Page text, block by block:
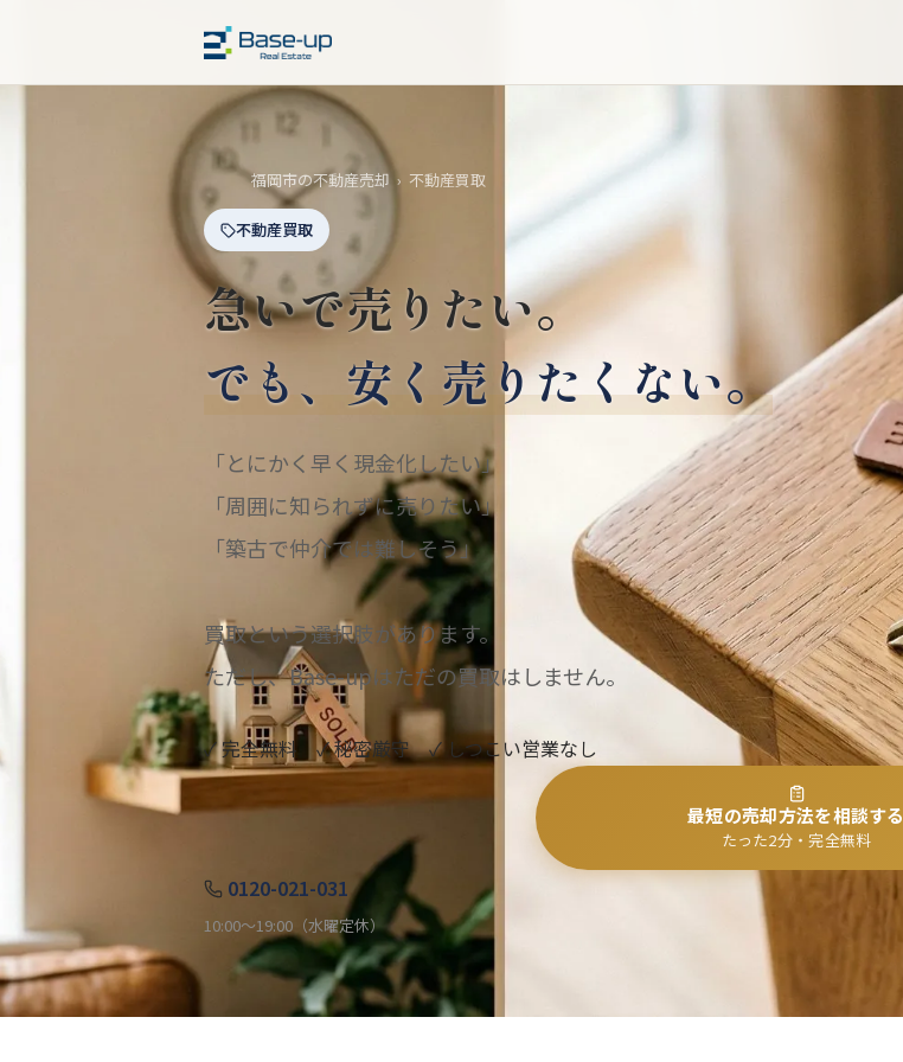
福岡市の不動産売却 › 不動産買取
不動産買取
急いで売りたい。
でも、安く売りたくない。
「とにかく早く現金化したい」
「周囲に知られずに売りたい」
「築古で仲介では難しそう」
買取という選択肢があります。
ただし、Base-upはただの買取はしません。
✓ 完全無料 ✓ 秘密厳守 ✓ しつこい営業なし
最短の売却方法を相談する
たった2分・完全無料
0120-021-031
10:00〜19:00（水曜定休）